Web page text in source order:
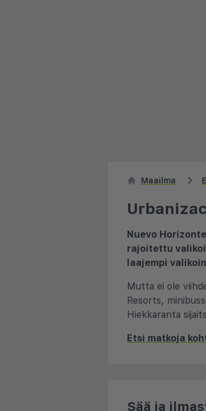
Maailma
Nuevo
rajoitettu
laajempi
Mutta ei ole
Resorts,
Hiekkaranta
Etsi matkoja
Sää ja